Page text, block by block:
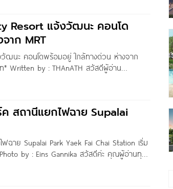
Resort แจ้งวัฒนะ คอนโด
าก MRT
วัฒนะ คอนโดพร้อมอยู่ ใกล้ทางด่วน ห่างจาก
* Written by : THAnATH สวัสดีผู้อ่าน
ชมโครงการ Supalai City Resort
วัฒนะ ห่างจากแยกคลองประปาประมาณ 200
สถานีแยกไฟฉาย Supalai
ฉาย Supalai Park Yaek Fai Chai Station เริ่ม
by : Eins Gannika สวัสดีค่ะ คุณผู้อ่านทุก
ดตตึกเสร็จโครงการ ‘Supalai Park